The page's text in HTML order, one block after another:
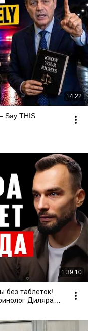
14:22
Say THIS
1:39:10
без таблеток!
Диляра